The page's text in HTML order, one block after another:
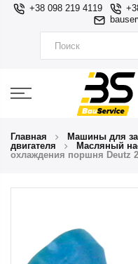
+38 098 219 4119
Главная Машины для
двигателя
Масляный
охлаждения поршня Deutz